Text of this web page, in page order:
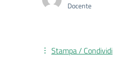
Docente
Stampa / Condividi